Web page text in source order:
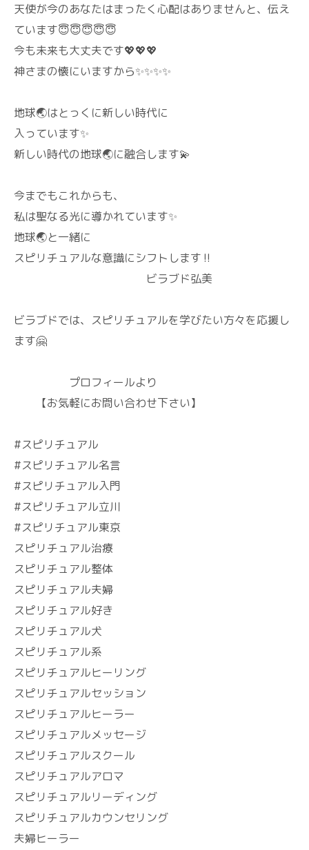
天使が今のあなたはまったく心配はありませんと、伝え
ています😇😇😇😇😇
今も未来も大丈夫です💖💖💖
神さまの懐にいますから✨✨✨✨
地球🌏️はとっくに新しい時代に
入っています✨
新しい時代の地球🌏️に融合します💫
今までもこれからも、
私は聖なる光に導かれています✨
地球🌏️と一緒に
スピリチュアルな意識にシフトします‼️
ビラブド弘美
ビラブドでは、スピリチュアルを学びたい方々を応援し
ます🤗
プロフィールより
【お気軽にお問い合わせ下さい】
#スピリチュアル
#スピリチュアル名言
#スピリチュアル入門
#スピリチュアル立川
#スピリチュアル東京
スピリチュアル治療
スピリチュアル整体
スピリチュアル夫婦
スピリチュアル好き
スピリチュアル犬
スピリチュアル系
スピリチュアルヒーリング
スピリチュアルセッション
スピリチュアルヒーラー
スピリチュアルメッセージ
スピリチュアルスクール
スピリチュアルアロマ
スピリチュアルリーディング
スピリチュアルカウンセリング
夫婦ヒーラー